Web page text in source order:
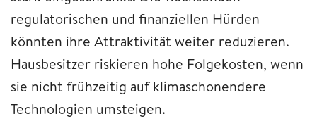
regulatorischen und finanziellen Hürden
könnten ihre Attraktivität weiter reduzieren.
Hausbesitzer riskieren hohe Folgekosten, wenn
sie nicht frühzeitig auf klimaschonendere
Technologien umsteigen.